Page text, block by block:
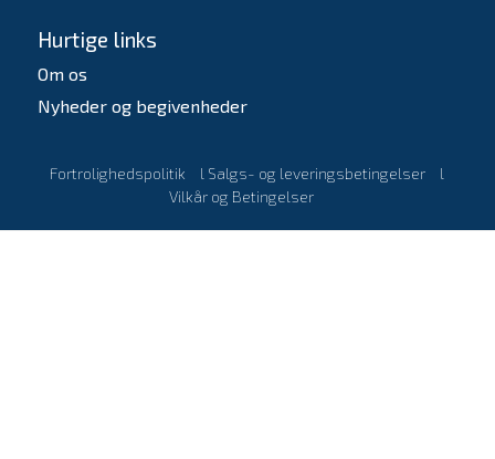
Hurtige links
Om os
Nyheder og begivenheder
Fortrolighedspolitik l Salgs- og leveringsbetingelser
l
Vilkår og Betingelser